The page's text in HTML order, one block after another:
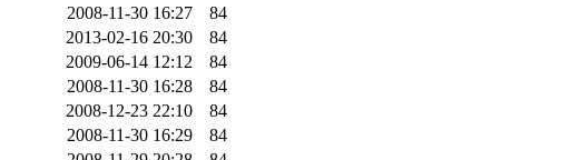
2008-11-30 16:27
84
2013-02-16 20:30
84
2009-06-14 12:12
84
2008-11-30 16:28
84
2008-12-23 22:10
84
2008-11-30 16:29
84